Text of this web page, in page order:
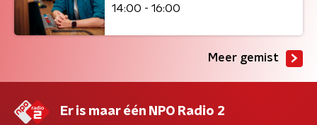
14:00 - 16:00
Meer gemist
Er is maar één NPO Radio 2